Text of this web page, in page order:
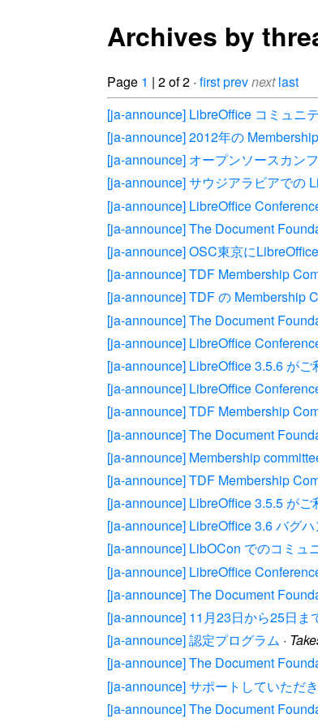
Archives by
Page 1 | 2 of 2 · firstprevnext last
[ja-announce] LibreOffice コミュニ
[ja-announce] 2012年の
[ja-announce] オープンソースカン
[ja-announce] サウジアラビアでの
[ja-announce] LibreOffice
[ja-announce] The Document
[ja-announce] OSC東京に
[ja-announce] TDF Membership
[ja-announce] TDF の Membership
[ja-announce] The Document
[ja-announce] LibreOffice
[ja-announce] LibreOffice 3.5.6 が
[ja-announce] LibreOffice
[ja-announce] TDF Membership
[ja-announce] The Document
[ja-announce] Membership
[ja-announce] TDF Membership
[ja-announce] LibreOffice 3.5.5 が
[ja-announce] LibreOffice 3.6 バグ
[ja-announce] LibOCon でのコミュ
[ja-announce] LibreOffice
[ja-announce] The Document
[ja-announce] 11月23日から25日
[ja-announce] 認定プログラム ·
[ja-announce] The Document
[ja-announce] サポートしていただ
[ja-announce] The Document